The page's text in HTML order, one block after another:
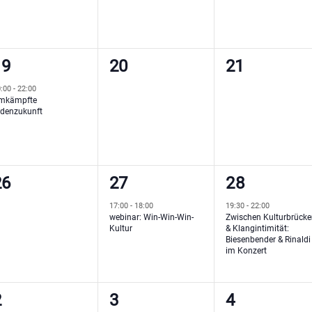
- 22:00
0
20
0
21
Veranstaltungen,
1
Veranstaltung,
27
17:00 - 18:00
webinar: Win-Win-Win-
Kultur
1
28
19:30-22:00
Zwischen
& Klangintimität:
Biesenbender & Rinaldi
im Konzert
0
3
0
4